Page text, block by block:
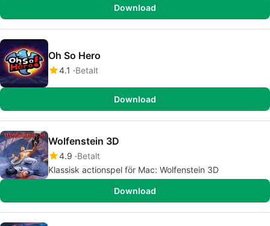
Download
Oh So Hero
4.1 Betalt
Download
Wolfenstein 3D
4.9 Betalt
Klassisk actionspel för Mac: Wolfenstein 3D
Download